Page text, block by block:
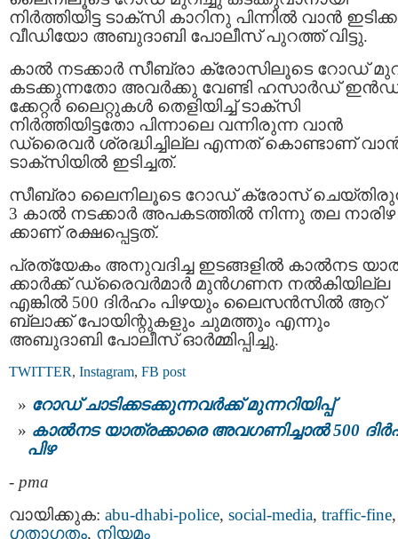
നിര്‍ത്തിയിട്ട ടാക്‌സി കാറിനു പിന്നില്‍ വാന്‍
വീഡിയോ അബുദാബി പോലീസ് പുറത്ത് വിട്ടു.
കാൽ നടക്കാർ സീബ്രാ ക്രോസിലൂടെ റോഡ്
കടക്കുന്നതോ അവർക്കു വേണ്ടി ഹസാർഡ്
ക്കേറ്റർ ലൈറ്റുകൾ തെളിയിച്ച് ടാക്സി
നിർത്തിയിട്ടതോ പിന്നാലെ വന്നിരുന്ന വാൻ
ഡ്രൈവർ ശ്രദ്ധിച്ചില്ല എന്നത് കൊണ്ടാണ്
ടാക്സിയിൽ ഇടിച്ചത്.
സീബ്രാ ലൈനിലൂടെ റോഡ് ക്രോസ്
3 കാൽ നടക്കാർ അപകടത്തിൽ നിന്നു തല നാരിഴ
ക്കാണ് രക്ഷപ്പെട്ടത്.
പ്രത്യേകം അനുവദിച്ച ഇടങ്ങളിൽ കാൽനട
ക്കാർക്ക് ഡ്രൈവർമാർ മുൻഗണന നൽകിയില്ല
എങ്കിൽ 500 ദിർഹം പിഴയും ലൈസൻസിൽ ആറ്
ബ്ലാക്ക് പോയിന്റുകളും ചുമത്തും എന്നും
അബുദാബി പോലീസ് ഓർമ്മിപ്പിച്ചു.
TWITTER, Instagram, FB post
റോഡ് ചാടിക്കടക്കുന്നവർക്ക് മുന്നറിയിപ്പ്
കാല്‍നട യാത്രക്കാരെ അവഗണിച്ചാല്‍ 500
പിഴ
- pma
വായിക്കുക: abu-dhabi-police, social-media, traffic-fine,
ഗതാഗതം, നിയമം